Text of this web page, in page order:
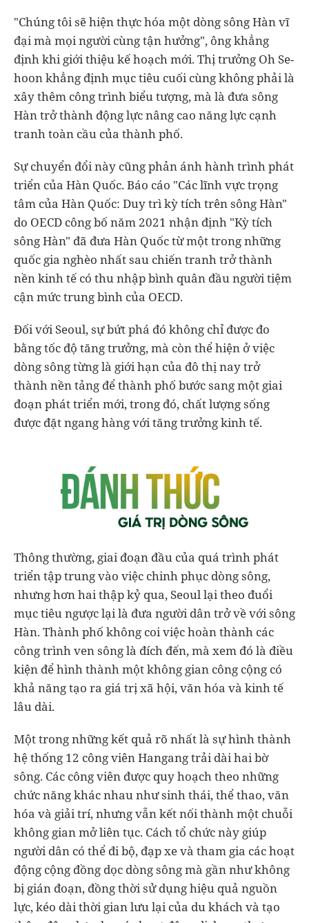
"Chúng tôi sẽ hiện thực hóa một dòng sông Hàn vĩ
đại mà mọi người cùng tận hưởng", ông khẳng
định khi giới thiệu kế hoạch mới. Thị trưởng Oh Se-
hoon khẳng định mục tiêu cuối cùng không phải là
xây thêm công trình biểu tượng, mà là đưa sông
Hàn trở thành động lực nâng cao năng lực cạnh
tranh toàn cầu của thành phố.
Sự chuyển đổi này cũng phản ánh hành trình phát
triển của Hàn Quốc. Báo cáo "Các lĩnh vực trọng
tâm của Hàn Quốc: Duy trì kỳ tích trên sông Hàn"
do OECD công bố năm 2021 nhận định "Kỳ tích
sông Hàn" đã đưa Hàn Quốc từ một trong những
quốc gia nghèo nhất sau chiến tranh trở thành
nền kinh tế có thu nhập bình quân đầu người tiệm
cận mức trung bình của OECD.
Đối với Seoul, sự bứt phá đó không chỉ được đo
bằng tốc độ tăng trưởng, mà còn thể hiện ở việc
dòng sông từng là giới hạn của đô thị nay trở
thành nền tảng để thành phố bước sang một giai
đoạn phát triển mới, trong đó, chất lượng sống
được đặt ngang hàng với tăng trưởng kinh tế.
Thông thường, giai đoạn đầu của quá trình phát
triển tập trung vào việc chinh phục dòng sông,
nhưng hơn hai thập kỷ qua, Seoul lại theo đuổi
mục tiêu ngược lại là đưa người dân trở về với sông
Hàn. Thành phố không coi việc hoàn thành các
công trình ven sông là đích đến, mà xem đó là điều
kiện để hình thành một không gian công cộng có
khả năng tạo ra giá trị xã hội, văn hóa và kinh tế
lâu dài.
Một trong những kết quả rõ nhất là sự hình thành
hệ thống 12 công viên Hangang trải dài hai bờ
sông. Các công viên được quy hoạch theo những
chức năng khác nhau như sinh thái, thể thao, văn
hóa và giải trí, nhưng vẫn kết nối thành một chuỗi
không gian mở liên tục. Cách tổ chức này giúp
người dân có thể đi bộ, đạp xe và tham gia các hoạt
động cộng đồng dọc dòng sông mà gần như không
bị gián đoạn, đồng thời sử dụng hiệu quả nguồn
lực, kéo dài thời gian lưu lại của du khách và tạo